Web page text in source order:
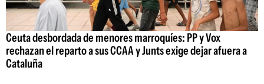
Ceuta desbordada de menores marroquíes: PP y Vox
rechazan el reparto a sus CCAA y Junts exige dejar afuera a
Cataluña